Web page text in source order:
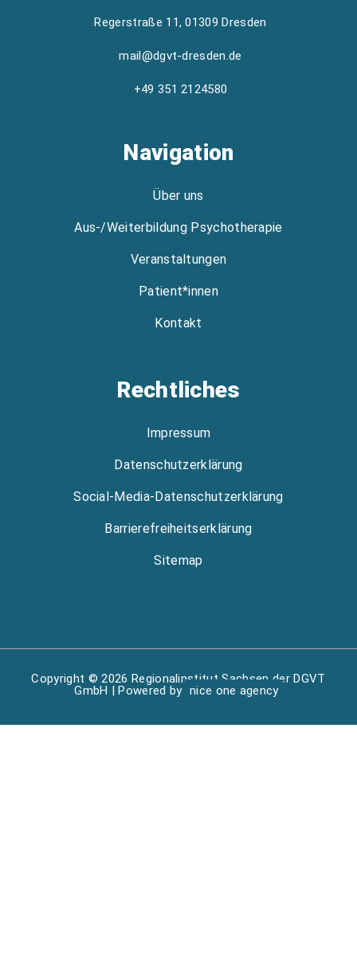
Regerstraße 11, 01309 Dresden
mail@dgvt-dresden.de
+49 351 2124580
Navigation
Über uns
Aus-/Weiterbildung Psychotherapie
Veranstaltungen
Patient*innen
Kontakt
Rechtliches
Impressum
Datenschutzerklärung
Social-Media-Datenschutzerklärung
Barrierefreiheitserklärung
Sitemap
Copyright © 2026 Regionalinstitut Sachsen der DGVT
GmbH | Powered by nice one agency